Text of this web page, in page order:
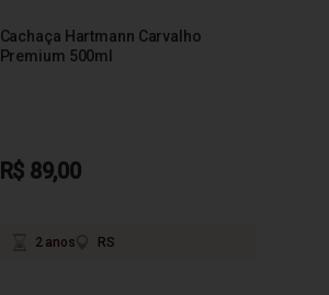
Cachaça Hartmann Carvalho
Premium 500ml
R$ 89,00
2 anos RS